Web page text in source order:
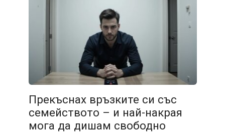
Прекъснах връзките си със
семейството – и най-накрая
мога да дишам свободно